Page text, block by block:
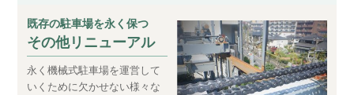
既存の駐車場を永く保つ
その他リニューアル
永く機械式駐車場を運営して
いくために欠かせない様々な